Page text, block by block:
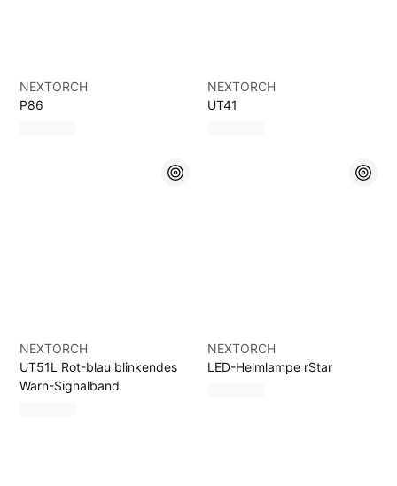
NEXTORCH
P86
NEXTORCH
UT41
NEXTORCH
UT51L Rot-blau blinkendes
Warn-Signalband
NEXTORCH
LED-Helmlampe rStar